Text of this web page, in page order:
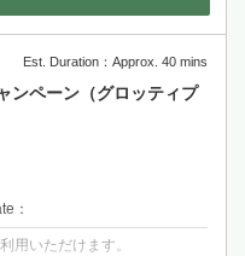
Est. Duration：Approx. 40 mins
ンペーン（グロッティプ
：
用いただけます。